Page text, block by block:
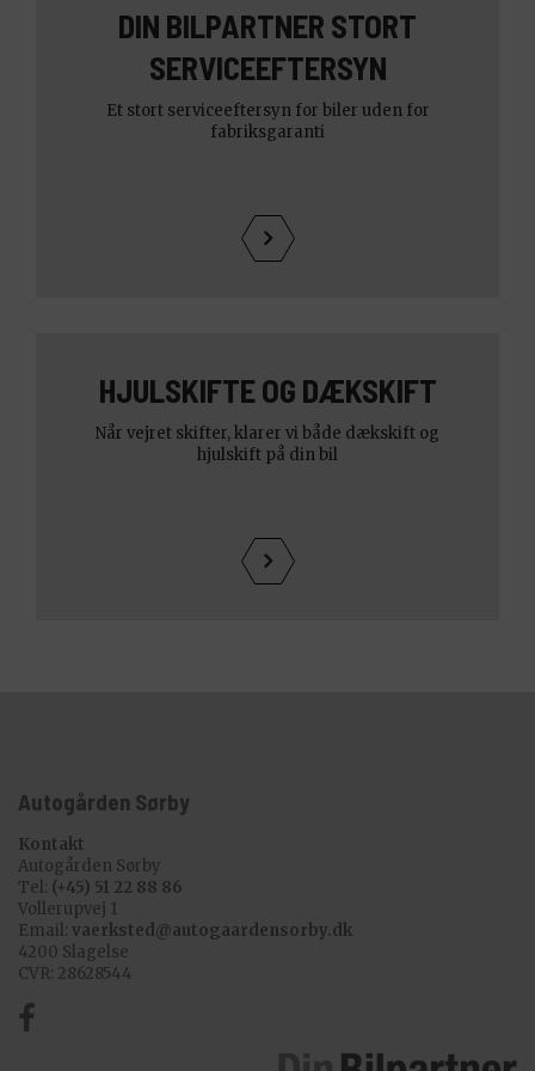
DIN BILPARTNER STORT
SERVICEEFTERSYN
Et stort serviceeftersyn for biler uden for
fabriksgaranti
HJULSKIFTE OG DÆKSKIFT
Når vejret skifter, klarer vi både dækskift og
hjulskift på din bil
Autogården Sørby
Kontakt
Autogården Sørby
Tel: (+45) 51 22 88 86
Vollerupvej 1
Email: vaerksted@autogaardensorby.dk
4200 Slagelse
CVR: 28628544